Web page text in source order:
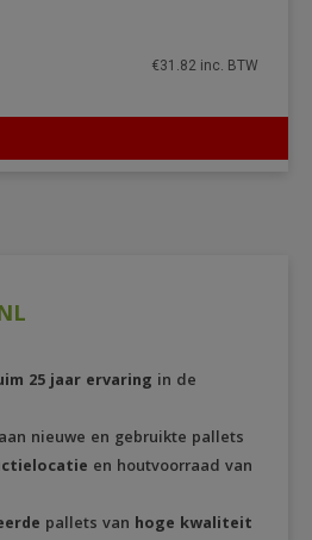
25 jaar ervaring in de
aan nieuwe en gebruikte pallets
en houtvoorraad van
pallets van hoge kwaliteit
DETAILS
€31.82 inc. BTW